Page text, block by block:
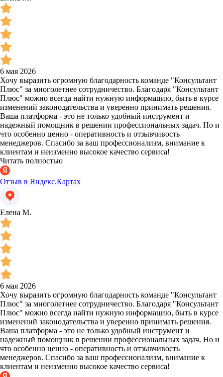
6 мая 2026
Хочу выразить огромную благодарность команде "Консультант
Плюс" за многолетнее сотрудничество. Благодаря "Консультант
Плюс" можно всегда найти нужную информацию, быть в курсе
изменений законодательства и уверенно принимать решения.
Ваша платформа - это не только удобный инструмент и
надежный помощник в решении профессиональных задач. Но и
что особенно ценно - оперативность и отзывчивость
менеджеров. Спасибо за ваш профессионализм, внимание к
клиентам и неизменно высокое качество сервиса!
Читать полностью
Отзыв в Яндекс.Картах
Елена М.
6 мая 2026
Хочу выразить огромную благодарность команде "Консультант
Плюс" за многолетнее сотрудничество. Благодаря "Консультант
Плюс" можно всегда найти нужную информацию, быть в курсе
изменений законодательства и уверенно принимать решения.
Ваша платформа - это не только удобный инструмент и
надежный помощник в решении профессиональных задач. Но и
что особенно ценно - оперативность и отзывчивость
менеджеров. Спасибо за ваш профессионализм, внимание к
клиентам и неизменно высокое качество сервиса!